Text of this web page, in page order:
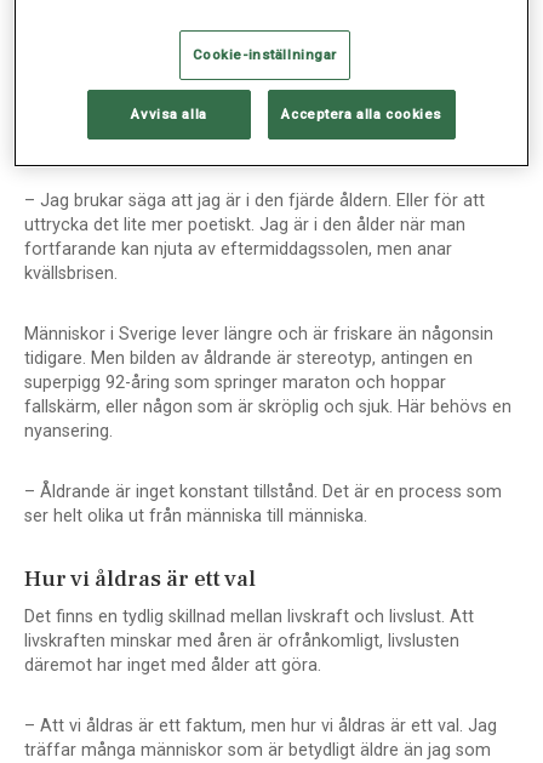
Sandahl dragit fulla hus vid sina föreläsningar om åldrande.
Nästa år fyller hon 80 år. Hon är pensionerad sedan länge,
men är fortfarande aktiv som föreläsare, författare och
samtalsledare.
– Jag brukar säga att jag är i den fjärde åldern. Eller för att
uttrycka det lite mer poetiskt. Jag är i den ålder när man
fortfarande kan njuta av eftermiddagssolen, men anar
kvällsbrisen.
Människor i Sverige lever längre och är friskare än någonsin
tidigare. Men bilden av åldrande är stereotyp, antingen en
superpigg 92-åring som springer maraton och hoppar
fallskärm, eller någon som är skröplig och sjuk. Här behövs en
nyansering.
– Åldrande är inget konstant tillstånd. Det är en process som
ser helt olika ut från människa till människa.
Hur vi åldras är ett val
Det finns en tydlig skillnad mellan livskraft och livslust. Att
livskraften minskar med åren är ofrånkomligt, livslusten
däremot har inget med ålder att göra.
– Att vi åldras är ett faktum, men hur vi åldras är ett val. Jag
träffar många människor som är betydligt äldre än jag som
Cookie-inställningar
Avvisa alla Acceptera alla cookies